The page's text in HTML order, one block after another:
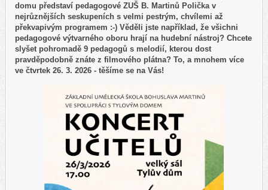
domu představí pedagogové ZUŠ B. Martinů Polička v
nejrůznějších seskupeních s velmi pestrým, chvílemi až
překvapivým programem :-) Věděli jste například, že všichni
pedagogové výtvarného oboru hrají na hudební nástroj? Chcete
slyšet pohromadě 9 pedagogů s melodií, kterou dost
pravděpodobně znáte z filmového plátna? To, a mnohem více
ve čtvrtek 26. 3. 2026 - těšíme se na Vás!